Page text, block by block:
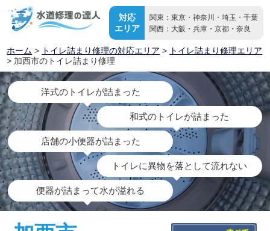
対応
エリア
関東：東京・神奈川・埼玉・千葉
関西：大阪・兵庫・京都・奈良
ホーム > トイレ詰まり修理の対応エリア > トイレ詰まり修理エリア
> 加西市のトイレ詰まり修理
洋式のトイレが詰まった
和式のトイレが詰まった
店舗の小便器が詰まった
トイレに異物を落として流れない
便器が詰まって水が溢れる